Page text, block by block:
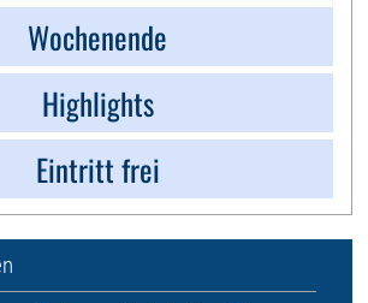
Wochenende
Highlights
Eintritt frei